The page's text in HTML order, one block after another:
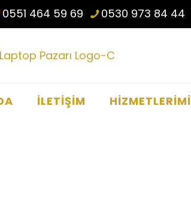
0551 464 59 69 0530 973 84 44
İLETİŞİM